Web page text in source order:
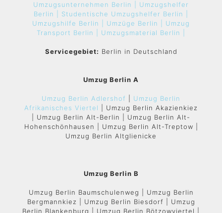
Umzugsunternehmen Berlin | Umzugshelfer
Berlin | Studentische Umzugshelfer Berlin |
Umzugshilfe Berlin | Umzüge Berlin | Umzug
Transport Berlin | Umzugsmaterial Berlin |
Servicegebiet: Berlin in Deutschland
Umzug Berlin A
Umzug Berlin Adlershof
Umzug Berlin
Afrikanisches Viertel
| Umzug Berlin Akazienkiez
| Umzug Berlin Alt-Berlin | Umzug Berlin Alt-
Hohenschönhausen | Umzug Berlin Alt-Treptow |
Umzug Berlin Altglienicke
Umzug Berlin B
Umzug Berlin Baumschulenweg | Umzug Berlin
Bergmannkiez | Umzug Berlin Biesdorf | Umzug
Berlin Blankenburg | Umzug Berlin Bötzowviertel |